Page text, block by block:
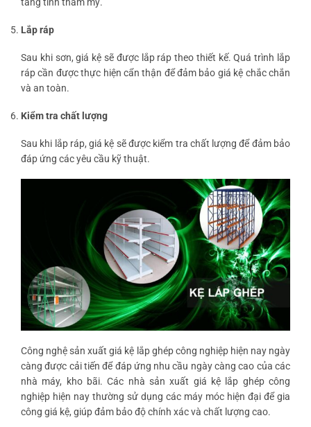
Lắp ráp
Sau khi sơn, giá kệ sẽ được lắp ráp theo thiết kế. Quá trình lắp
ráp cần được thực hiện cẩn thận để đảm bảo giá kệ chắc chắn
và an toàn.
Kiểm tra chất lượng
Sau khi lắp ráp, giá kệ sẽ được kiểm tra chất lượng để đảm bảo
đáp ứng các yêu cầu kỹ thuật.
Công nghệ sản xuất giá kệ lắp ghép công nghiệp hiện nay ngày
càng được cải tiến để đáp ứng nhu cầu ngày càng cao của các
nhà máy, kho bãi. Các nhà sản xuất giá kệ lắp ghép công
nghiệp hiện nay thường sử dụng các máy móc hiện đại để gia
công giá kệ, giúp đảm bảo độ chính xác và chất lượng cao.